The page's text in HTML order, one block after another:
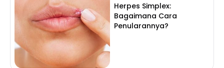
Herpes Simplex:
Bagaimana Cara
Penularannya?